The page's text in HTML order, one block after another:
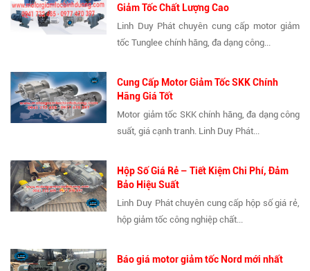
Giảm Tốc Chất Lượng Cao
Linh Duy Phát chuyên cung cấp motor giảm
tốc Tunglee chính hãng, đa dạng công...
Cung Cấp Motor Giảm Tốc SKK Chính
Hãng Giá Tốt
Motor giảm tốc SKK chính hãng, đa dạng công
suất, giá cạnh tranh. Linh Duy Phát...
Hộp Số Giá Rẻ – Tiết Kiệm Chi Phí, Đảm
Bảo Hiệu Suất
Linh Duy Phát chuyên cung cấp hộp số giá rẻ,
hộp giảm tốc công nghiệp chất...
Báo giá motor giảm tốc Nord mới nhất